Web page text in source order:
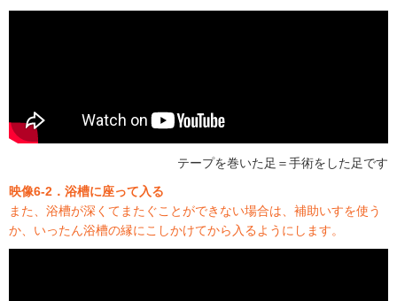
テープを巻いた足＝手術をした足です
映像6-2．浴槽に座って入る
また、浴槽が深くてまたぐことができない場合は、補助いすを使う
か、いったん浴槽の縁にこしかけてから入るようにします。